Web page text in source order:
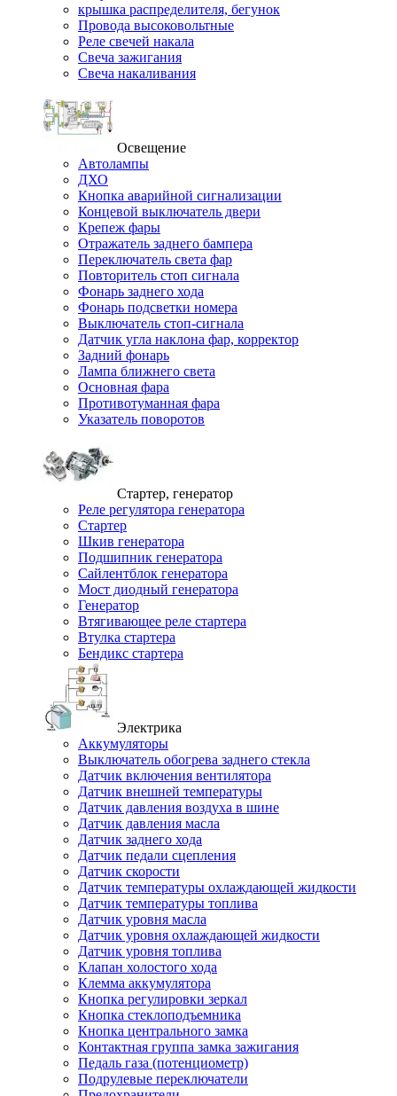
крышка распределителя, бегунок
Провода высоковольтные
Реле свечей накала
Свеча зажигания
Свеча накаливания
Освещение
Автолампы
ДХО
Кнопка аварийной сигнализации
Концевой выключатель двери
Крепеж фары
Отражатель заднего бампера
Переключатель света фар
Повторитель стоп сигнала
Фонарь заднего хода
Фонарь подсветки номера
Выключатель стоп-сигнала
Датчик угла наклона фар, корректор
Задний фонарь
Лампа ближнего света
Основная фара
Противотуманная фара
Указатель поворотов
Стартер, генератор
Реле регулятора генератора
Стартер
Шкив генератора
Подшипник генератора
Сайлентблок генератора
Мост диодный генератора
Генератор
Втягивающее реле стартера
Втулка стартера
Бендикс стартера
Электрика
Аккумуляторы
Выключатель обогрева заднего стекла
Датчик включения вентилятора
Датчик внешней температуры
Датчик давления воздуха в шине
Датчик давления масла
Датчик заднего хода
Датчик педали сцепления
Датчик скорости
Датчик температуры охлаждающей жидкости
Датчик температуры топлива
Датчик уровня масла
Датчик уровня охлаждающей жидкости
Датчик уровня топлива
Клапан холостого хода
Клемма аккумулятора
Кнопка регулировки зеркал
Кнопка стеклоподъемника
Кнопка центрального замка
Контактная группа замка зажигания
Педаль газа (потенциометр)
Подрулевые переключатели